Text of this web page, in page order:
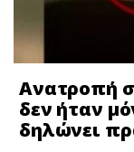
Ανατροπή
δεν ήταν
δηλώνει